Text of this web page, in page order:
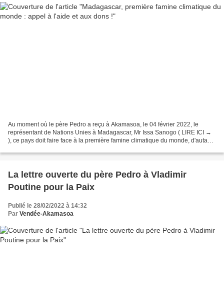
Au moment où le père Pedro a reçu à Akamasoa, le 04 février 2022, le
représentant de Nations Unies à Madagascar, Mr Issa Sanogo ( LIRE ICI →
), ce pays doit faire face à la première famine climatique du monde, d'autant
La lettre ouverte du père Pedro à Vladimir
Poutine pour la Paix
Publié le 28/02/2022 à 14:32
Par Vendée-Akamasoa